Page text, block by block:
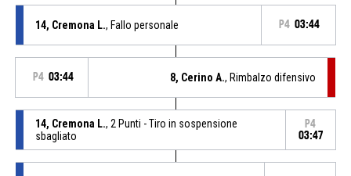
14, Cremona L., Fallo personale P4 03:44
P4 03:44 8, Cerino A., Rimbalzo difensivo
14, Cremona L., 2 Punti - Tiro in sospensione
sbagliato
P4
03:47